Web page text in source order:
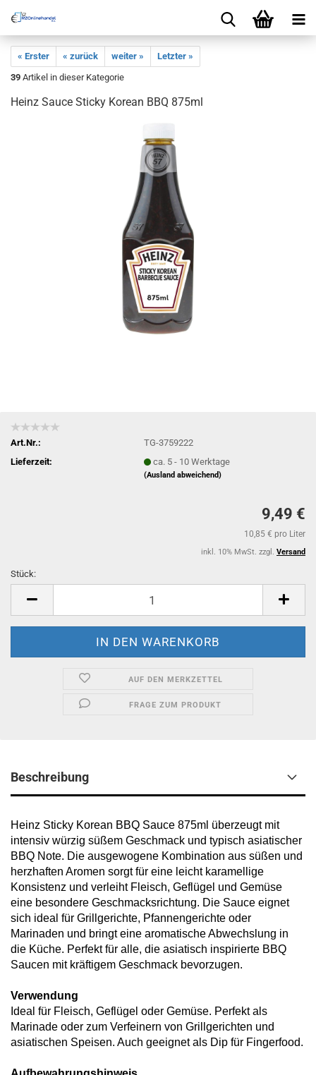
« Erster « zurück weiter »
Letzter »
39 Artikel in dieser Kategorie
Heinz Sauce Sticky Korean BBQ 875ml
Art.Nr.:
TG-3759222
Lieferzeit:
ca. 5 - 10 Werktage
(Ausland abweichend)
9,49 €
10,85 € pro Liter
inkl. 10% MwSt. zzgl. Versand
Stück:
AUF DEN MERKZETTEL
FRAGE ZUM PRODUKT
Beschreibung
Heinz Sticky Korean BBQ Sauce 875ml überzeugt mit
intensiv würzig süßem Geschmack und typisch asiatischer
BBQ Note. Die ausgewogene Kombination aus süßen und
herzhaften Aromen sorgt für eine leicht karamellige
Konsistenz und verleiht Fleisch, Geflügel und Gemüse
eine besondere Geschmacksrichtung. Die Sauce eignet
sich ideal für Grillgerichte, Pfannengerichte oder
Marinaden und bringt eine aromatische Abwechslung in
die Küche. Perfekt für alle, die asiatisch inspirierte BBQ
Saucen mit kräftigem Geschmack bevorzugen.
Verwendung
Ideal für Fleisch, Geflügel oder Gemüse. Perfekt als
Marinade oder zum Verfeinern von Grillgerichten und
asiatischen Speisen. Auch geeignet als Dip für Fingerfood.